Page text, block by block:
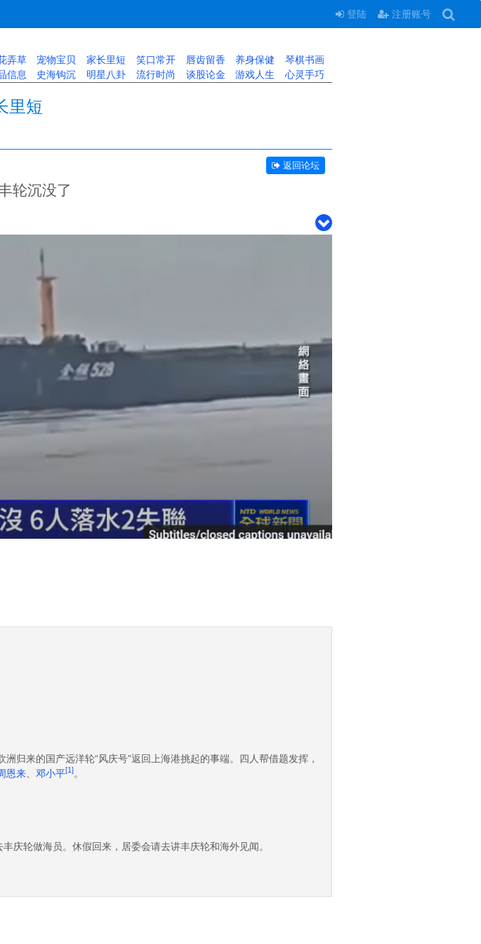
登陆 注册账号
弄草 宠物宝贝 家长里短 笑口常开 唇齿留香 养身保健
琴棋书画
信息 史海钩沉 明星八卦 流行时尚 谈股论金 游戏人生 心灵手巧
里短
返回论坛
轮沉没了
洲归来的国产远洋轮“风庆号”返回上海港挑起的事端。四人帮借题发挥，
恩来 邓小平[1] 。
庆轮做海员。休假回来，居委会请去讲丰庆轮和海外见闻。